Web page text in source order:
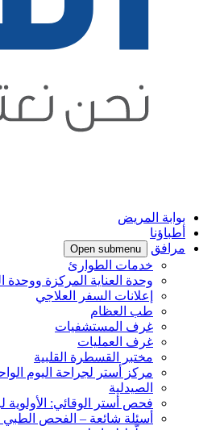
بوابة المريض
أطباؤنا
مرافق
Open submenu
خدمات الطوارئ
وحدة العناية المركزة ووحدة
إعلانات السفر العلاجي
طب العظام
غرف المستشفيات
غرف العمليات
مختبر القسطرة القلبية
مركز أستر لجراحة اليوم
الصيدلية
فحص أستر الوقائي:
أسئلة شائعة – الفحص الطبي